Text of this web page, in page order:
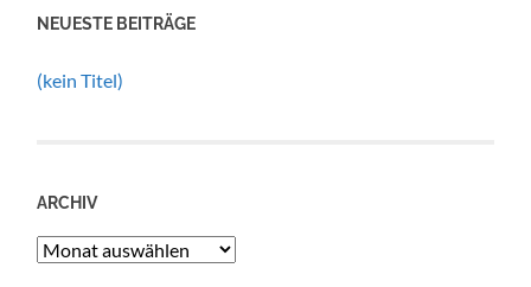
NEUESTE BEITRÄGE
(kein Titel)
ARCHIV
Archiv